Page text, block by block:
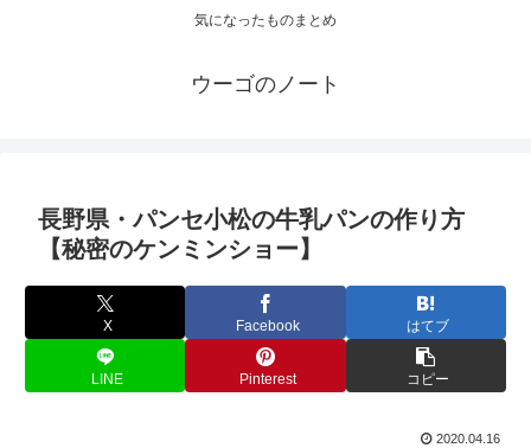
気になったものまとめ
ウーゴのノート
長野県・パンセ小松の牛乳パンの作り方
【秘密のケンミンショー】
X Facebook はてブ
LINE Pinterest コピー
2020.04.16